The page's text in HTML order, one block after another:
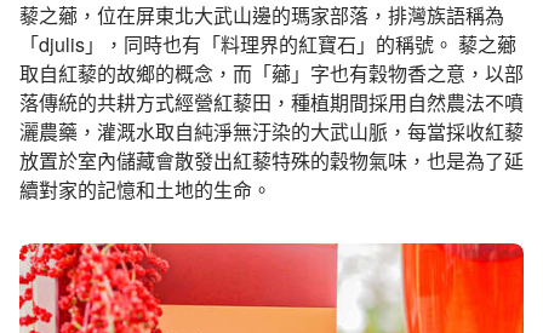
藜之薌，位在屏東北大武山邊的瑪家部落，排灣族語稱為
「djulis」，同時也有「料理界的紅寶石」的稱號。 藜之薌
取自紅藜的故鄉的概念，而「薌」字也有穀物香之意，以部
落傳統的共耕方式經營紅藜田，種植期間採用自然農法不噴
灑農藥，灌溉水取自純淨無汙染的大武山脈，每當採收紅藜
放置於室內儲藏會散發出紅藜特殊的穀物氣味，也是為了延
續對家的記憶和土地的生命。